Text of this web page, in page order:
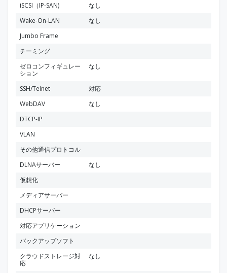
iSCSI（IP-SAN)
なし
Wake-On-LAN
なし
Jumbo Frame
チーミング
ゼロコンフィギュレー
ション
なし
SSH/Telnet
対応
WebDAV
なし
DTCP-IP
VLAN
その他通信プロトコル
DLNAサーバー
なし
仮想化
メディアサーバー
DHCPサーバー
対応アプリケーション
バックアップソフト
クラウドストレージ対
応
なし